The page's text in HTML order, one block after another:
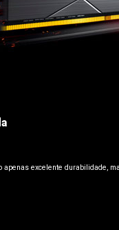
excelente durabilidade,